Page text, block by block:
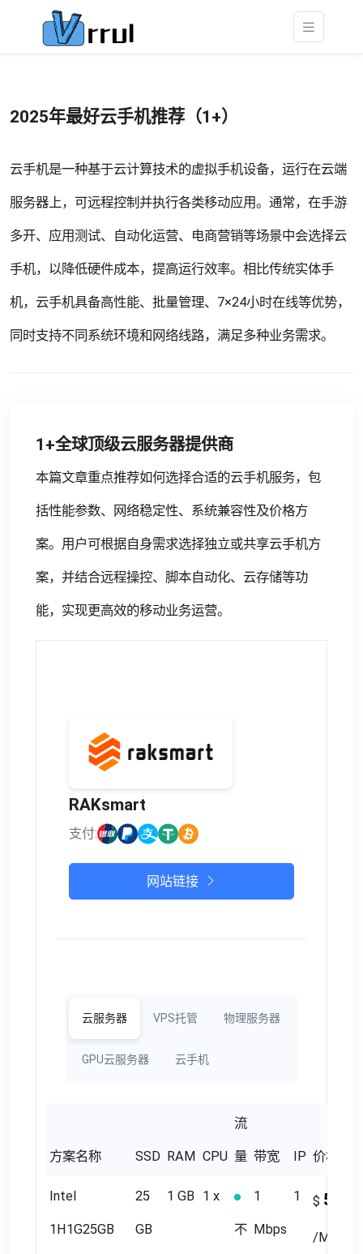
2025年最好云手机推荐（1+）
云手机是一种基于云计算技术的虚拟手机设备，运行在云端
服务器上，可远程控制并执行各类移动应用。通常，在手游
多开、应用测试、自动化运营、电商营销等场景中会选择云
手机，以降低硬件成本，提高运行效率。相比传统实体手
机，云手机具备高性能、批量管理、7×24小时在线等优势，
同时支持不同系统环境和网络线路，满足多种业务需求。
1+全球顶级云服务器提供商
本篇文章重点推荐如何选择合适的云手机服务，包
括性能参数、网络稳定性、系统兼容性及价格方
案。用户可根据自身需求选择独立或共享云手机方
案，并结合远程操控、脚本自动化、云存储等功
能，实现更高效的移动业务运营。
RAKsmart
支付:
网站链接
云服务器 VPS托管 物理服务器
GPU云服务器 云手机
方案名称 SSD RAM CPU
流
量 带宽 IP 价格
Intel
1H1G25GB
25
GB
1 GB 1 x
不
1
Mbps
1 $ 5.19
/Month